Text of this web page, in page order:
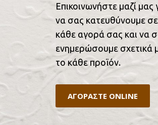
Επικοινωνήστε μαζί μας
να σας κατευθύνουμε σε
κάθε αγορά σας και να
ενημερώσουμε σχετικά
το κάθε προϊόν.
ΑΓΟΡΑΣΤΕ ONLINE